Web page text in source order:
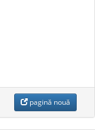
pagină nouă